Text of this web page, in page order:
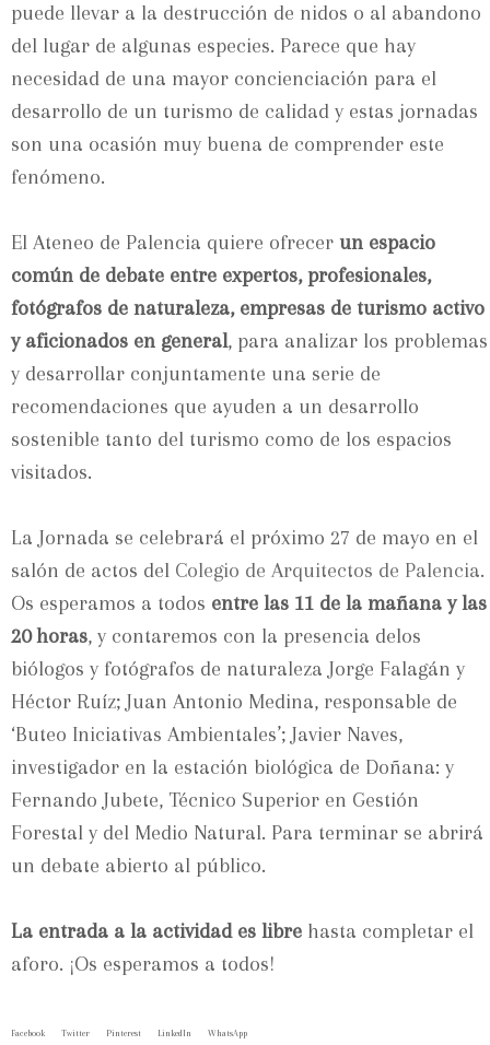
puede llevar a la destrucción de nidos o al abandono
del lugar de algunas especies. Parece que hay
necesidad de una mayor concienciación para el
desarrollo de un turismo de calidad y estas jornadas
son una ocasión muy buena de comprender este
fenómeno.
El Ateneo de Palencia quiere ofrecer un espacio
común de debate entre expertos, profesionales,
fotógrafos de naturaleza, empresas de turismo activo
y aficionados en general, para analizar los problemas
y desarrollar conjuntamente una serie de
recomendaciones que ayuden a un desarrollo
sostenible tanto del turismo como de los espacios
visitados.
La Jornada se celebrará el próximo 27 de mayo en el
salón de actos del Colegio de Arquitectos de Palencia.
Os esperamos a todos entre las 11 de la mañana y las
20 horas, y contaremos con la presencia delos
biólogos y fotógrafos de naturaleza Jorge Falagán y
Héctor Ruíz; Juan Antonio Medina, responsable de
‘Buteo Iniciativas Ambientales’; Javier Naves,
investigador en la estación biológica de Doñana: y
Fernando Jubete, Técnico Superior en Gestión
Forestal y del Medio Natural. Para terminar se abrirá
un debate abierto al público.
La entrada a la actividad es libre hasta completar el
aforo. ¡Os esperamos a todos!
Facebook Twitter Pinterest LinkedIn WhatsApp